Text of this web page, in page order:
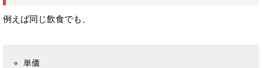
例えば同じ飲食でも、
単価